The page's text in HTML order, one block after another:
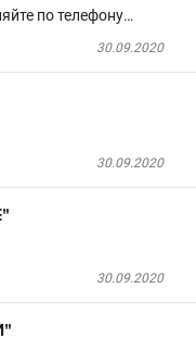
по телефону…
30.09.2020
30.09.2020
30.09.2020